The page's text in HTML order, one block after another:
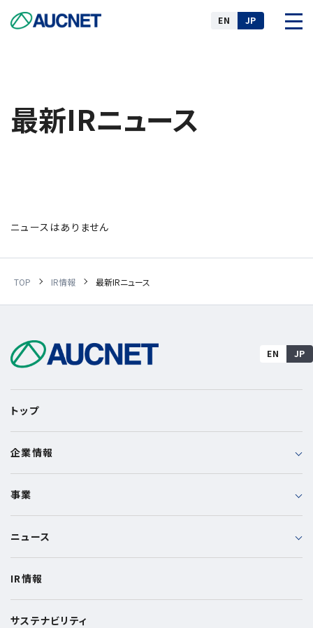
最新IRニュース
ニュースはありません
TOP IR情報 最新IRニュース
EN JP
事業
サステナビリティ
採用情報 EN JP
トップ
企業情報
事業
ニュース
IR情報
サステナビリティ